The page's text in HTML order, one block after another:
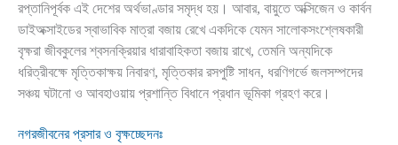
রপ্তানিপূর্বক এই দেশের অর্থভাণ্ডার সমৃদ্ধ হয়। আবার, বায়ুতে অক্সিজেন ও কার্বন
ডাইঅক্সাইডের স্বাভাবিক মাত্রা বজায় রেখে একদিকে যেমন সালোকসংশ্লেষকারী
বৃক্ষরা জীবকুলের শ্বসনক্রিয়ার ধারাবাহিকতা বজায় রাখে, তেমনি অন্যদিকে
ধরিত্রীবক্ষে মৃত্তিকাক্ষয় নিবারণ, মৃত্তিকার রসপুষ্টি সাধন, ধরণিগর্ভে জলসম্পদের
সঞ্চয় ঘটানো ও আবহাওয়ায় প্রশান্তি বিধানে প্রধান ভূমিকা গ্রহণ করে।
নগরজীবনের প্রসার ও বৃক্ষচ্ছেদনঃ